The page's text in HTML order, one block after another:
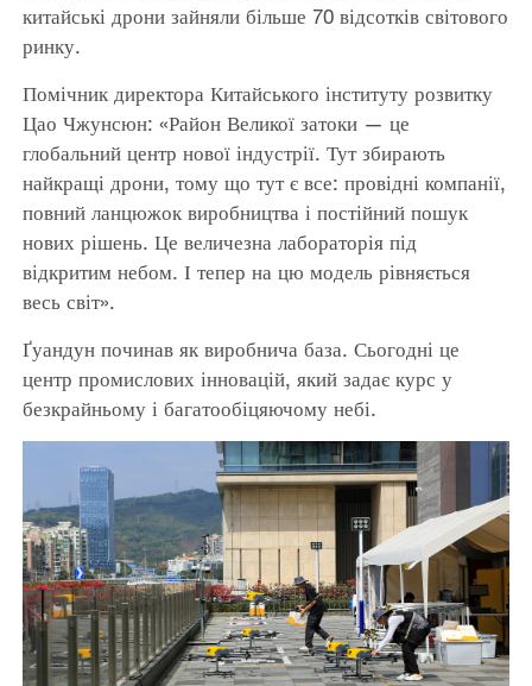
китайські дрони зайняли більше 70 відсотків світового
ринку.
Помічник директора Китайського інституту розвитку
Цао Чжунсюн: «Район Великої затоки — це
глобальний центр нової індустрії. Тут збирають
найкращі дрони, тому що тут є все: провідні компанії,
повний ланцюжок виробництва і постійний пошук
нових рішень. Це величезна лабораторія під
відкритим небом. І тепер на цю модель рівняється
весь світ».
Ґуандун починав як виробнича база. Сьогодні це
центр промислових інновацій, який задає курс у
безкрайньому і багатообіцяючому небі.